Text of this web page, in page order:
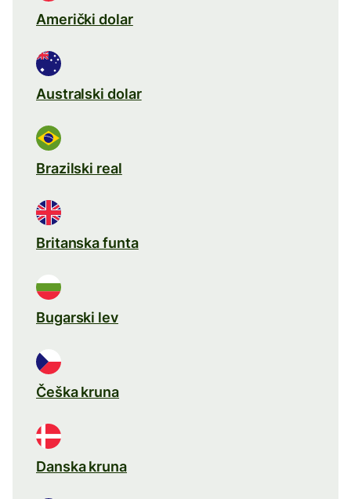
Američki dolar
Australski dolar
Brazilski real
Britanska funta
Bugarski lev
Češka kruna
Danska kruna